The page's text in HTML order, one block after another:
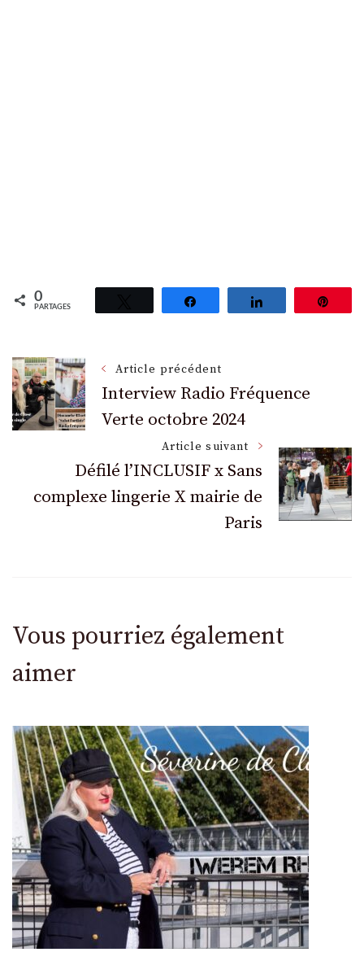
0
PARTAGES
Navigation
des
articles
Article précédent
Interview Radio Fréquence
Verte octobre 2024
Article suivant
Défilé l’INCLUSIF x Sans
complexe lingerie X mairie de
Paris
Vous pourriez également
aimer